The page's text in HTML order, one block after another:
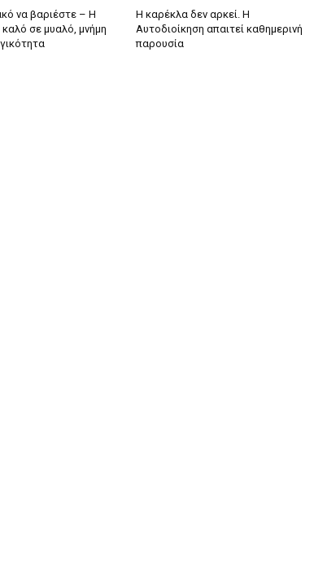
να βαριέστε – Η
καλό σε μυαλό, μνήμη
Η καρέκλα δεν αρκεί. Η
Αυτοδιοίκηση απαιτεί καθημερινή
παρουσία